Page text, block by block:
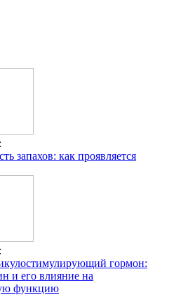
запахов: как проявляется
гормон:
и его влияние на
функцию